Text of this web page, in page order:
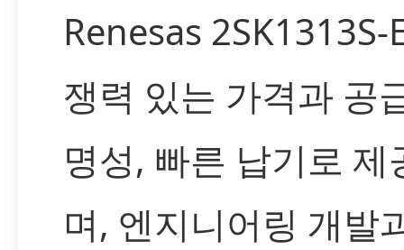
Renesas 2SK1313S-
쟁력 있는 가격과 공
명성, 빠른 납기로 제
며, 엔지니어링 개발